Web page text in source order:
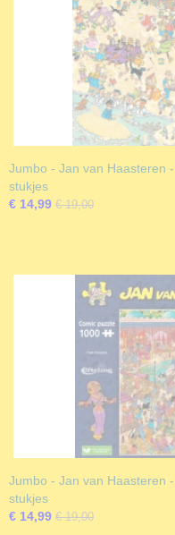
Jumbo - Jan van Haasteren
stukjes
€ 14,99 € 19,00
Jumbo - Jan van Haasteren
stukjes
€ 14,99 € 19,00